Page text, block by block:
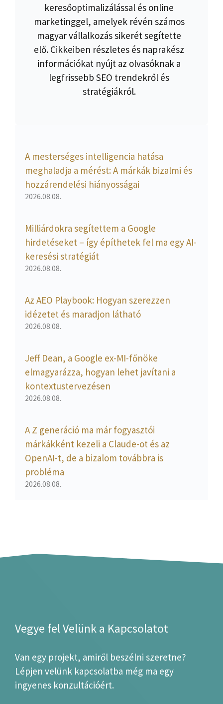
keresőoptimalizálással és online
marketinggel, amelyek révén számos
magyar vállalkozás sikerét segítette
elő. Cikkeiben részletes és naprakész
információkat nyújt az olvasóknak a
legfrissebb SEO trendekről és
stratégiákról.
A mesterséges intelligencia hatása
meghaladja a mérést: A márkák bizalmi és
hozzárendelési hiányosságai
2026.08.08.
Milliárdokra segítettem a Google
hirdetéseket – így építhetek fel ma egy AI-
keresési stratégiát
2026.08.08.
Az AEO Playbook: Hogyan szerezzen
idézetet és maradjon látható
2026.08.08.
Jeff Dean, a Google ex-MI-főnöke
elmagyarázza, hogyan lehet javítani a
kontextustervezésen
2026.08.08.
A Z generáció ma már fogyasztói
márkákként kezeli a Claude-ot és az
OpenAI-t, de a bizalom továbbra is
probléma
2026.08.08.
Vegye fel Velünk a Kapcsolatot
Van egy projekt, amiről beszélni szeretne?
Lépjen velünk kapcsolatba még ma egy
ingyenes konzultációért.